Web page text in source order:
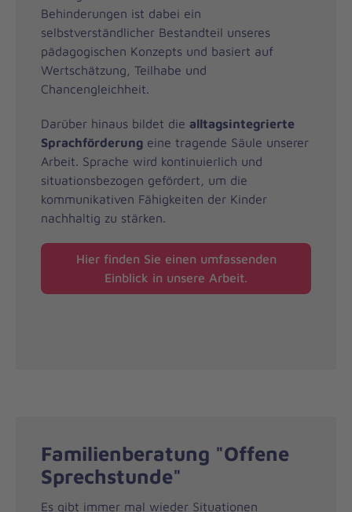
Behinderungen ist dabei ein
selbstverständlicher Bestandteil unseres
pädagogischen Konzepts und basiert auf
Wertschätzung, Teilhabe und
Chancengleichheit.
Darüber hinaus bildet die alltagsintegrierte
Sprachförderung eine tragende Säule unserer
Arbeit. Sprache wird kontinuierlich und
situationsbezogen gefördert, um die
kommunikativen Fähigkeiten der Kinder
nachhaltig zu stärken.
Hier finden Sie einen umfassenden
Einblick in unsere Arbeit.
Familienberatung "Offene
Sprechstunde"
Es gibt immer mal wieder Situationen